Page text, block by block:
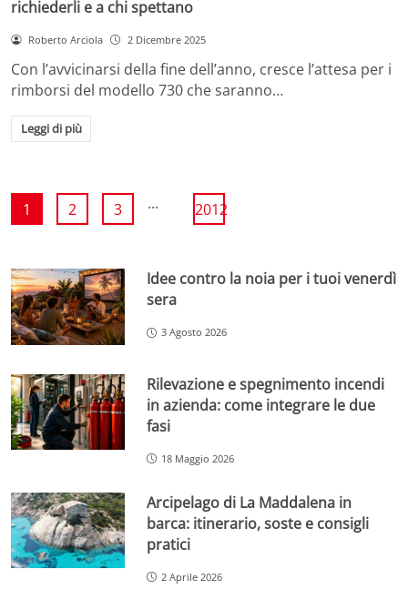
richiederli e a chi spettano
Roberto Arciola 2 Dicembre 2025
Con l’avvicinarsi della fine dell’anno, cresce l’attesa per i
rimborsi del modello 730 che saranno…
Leggi di più
1 2 3 ... 2012
Idee contro la noia per i tuoi venerdì
sera
3 Agosto 2026
Rilevazione e spegnimento incendi
in azienda: come integrare le due
fasi
18 Maggio 2026
Arcipelago di La Maddalena in
barca: itinerario, soste e consigli
pratici
2 Aprile 2026